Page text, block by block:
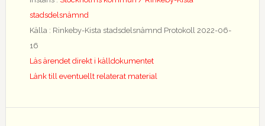
stadsdelsnämnd
Källa : Rinkeby-Kista stadsdelsnämnd Protokoll 2022-06-
16
Läs ärendet direkt i källdokumentet
Länk till eventuellt relaterat material